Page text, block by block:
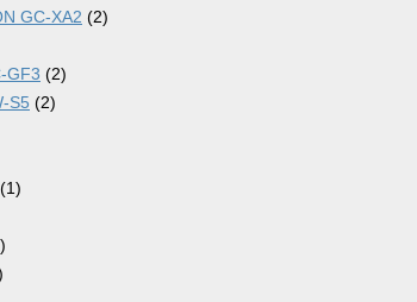
GC-XA2 (2)
GF3 (2)
S5 (2)
(1)